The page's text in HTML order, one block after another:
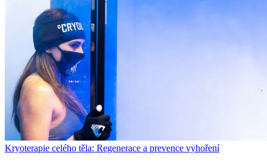
Kryoterapie celého těla: Regenerace a prevence vyhoření